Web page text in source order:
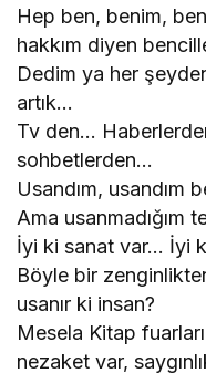
Hep ben, benim,
hakkım diyen
Dedim ya her
artık…
Tv den…
sohbetlerden…
Usandım, usandım
Ama usanmadığım
İyi ki sanat var… İyi
Böyle bir
usanır ki insan?
Mesela Kitap
nezaket var,